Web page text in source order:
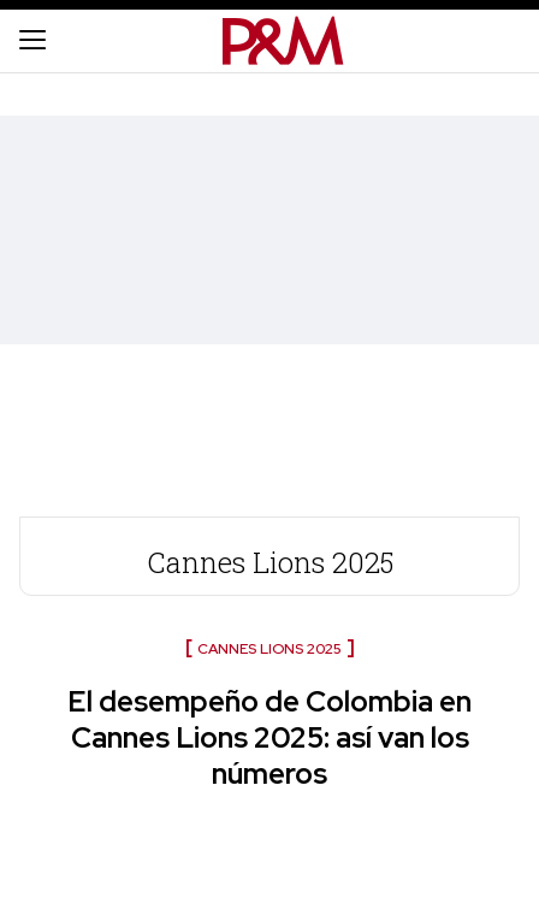
Cannes Lions 2025
CANNES LIONS 2025
El desempeño de Colombia en
Cannes Lions 2025: así van los
números